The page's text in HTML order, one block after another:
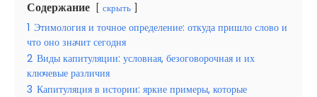
Содержание скрыть
1 Этимология и точное определение: откуда пришло слово и
что оно значит сегодня
2 Виды капитуляции: условная, безоговорочная и их
ключевые различия
3 Капитуляция в истории: яркие примеры, которые